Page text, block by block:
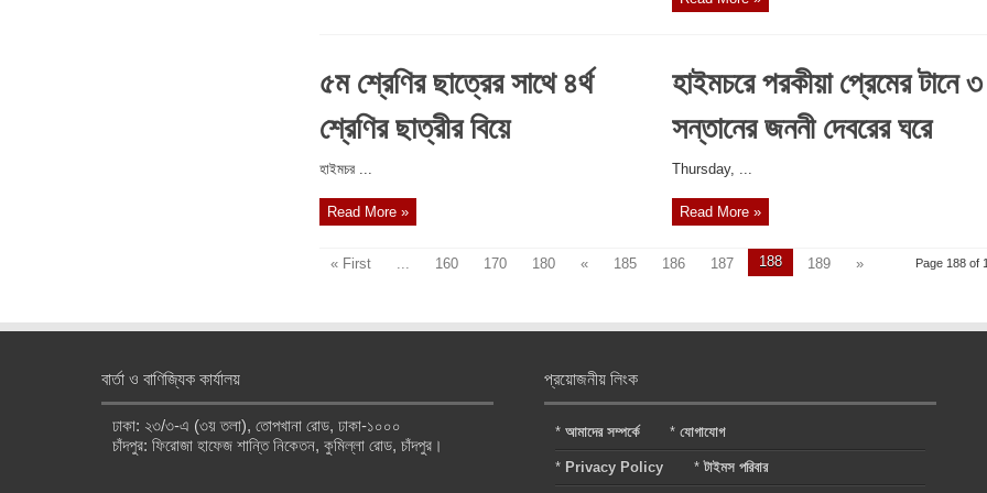
৫ম শ্রেণির ছাত্রের সাথে ৪র্থ
শ্রেণির ছাত্রীর বিয়ে
‎হাইমচর ...
Read More »
হাইমচরে পরকীয়া প্রেমের টানে ৩
সন্তানের জননী দেবরের ঘরে
‎Thursday, ...
Read More »
Page 188 of
« First ... 160 170 180 « 185 186 187 188 189 »
বার্তা ও বাণিজ্যিক কার্যালয়
ঢাকা: ২৩/৩-এ (৩য় তলা), তোপখানা রোড, ঢাকা-১০০০
চাঁদপুর: ফিরোজা হাফেজ শান্তি নিকেতন, কুমিল্লা রোড, চাঁদপুর।
প্রয়োজনীয় লিংক
*আমাদের সম্পর্কে *যোগাযোগ
* Privacy Policy *টাইমস পরিবার